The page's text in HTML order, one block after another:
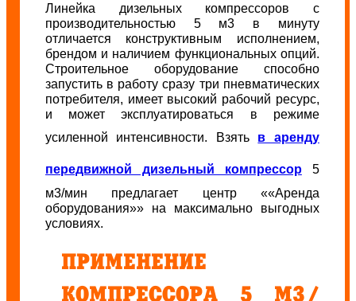
Линейка дизельных компрессоров с
производительностью 5 м3 в минуту
отличается конструктивным исполнением,
брендом и наличием функциональных опций.
Строительное оборудование способно
запустить в работу сразу три пневматических
потребителя, имеет высокий рабочий ресурс,
и может эксплуатироваться в режиме
усиленной интенсивности. Взять в аренду
передвижной дизельный компрессор5
м3/мин предлагает центр ««Аренда
оборудования»» на максимально выгодных
условиях.
ПРИМЕНЕНИЕ